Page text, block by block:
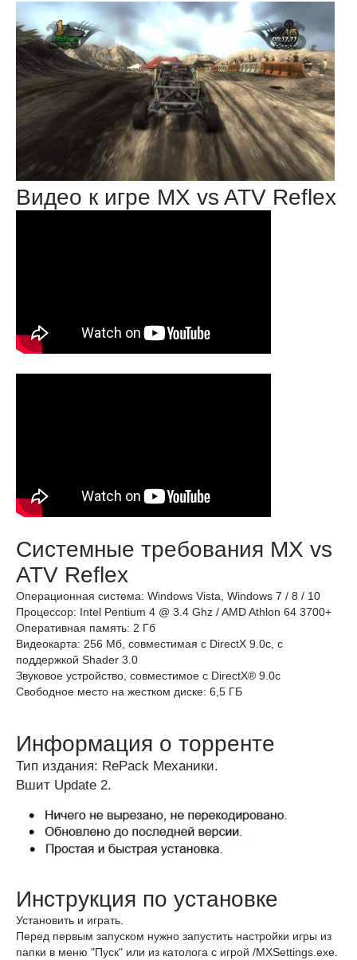
Видео к игре MX vs ATV Reflex
Системные требования MX vs
ATV Reflex
Операционная система: Windows Vista, Windows 7 / 8 / 10
Процессор: Intel Pentium 4 @ 3.4 Ghz / AMD Athlon 64 3700+
Оперативная память: 2 Гб
Видеокарта: 256 Мб, совместимая с DirectX 9.0c, с
поддержкой Shader 3.0
Звуковое устройство, совместимое с DirectX® 9.0с
Свободное место на жестком диске: 6,5 ГБ
Информация о торренте
Тип издания: RePack Механики.
Вшит Update 2.
Инструкция по установке
Установить и играть.
Перед первым запуском нужно запустить настройки игры из
папки в меню "Пуск" или из католога с игрой /MXSettings.exe.